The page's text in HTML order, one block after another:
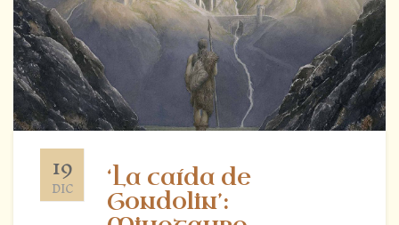
19
DIC
‘La caída de
Gondolin’: